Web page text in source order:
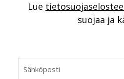
suunnittelu- tai
tuotteet.
arvoa eli tuotteiden
liittyvät
Lue
suojaa ja